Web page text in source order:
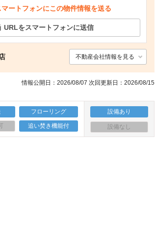
ース その他設備 玄関
ートフォンにこの物件情報を送る
URLをスマートフォンに送信
不動産会社情報を見る
情報公開日：2026/08/07 次回更新日：2026/08/15
フローリング
追い焚き機能付
設備あり
設備なし